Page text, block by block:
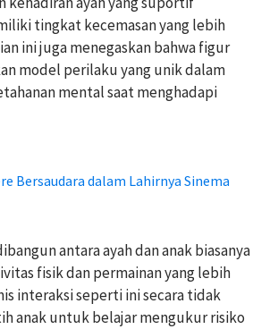
tingkat kecemasan yang lebih
ini juga menegaskan bahwa figur
model perilaku yang unik dalam
mental saat menghadapi
Bersaudara dalam Lahirnya Sinema
antara ayah dan anak biasanya
fisik dan permainan yang lebih
interaksi seperti ini secara tidak
anak untuk belajar mengukur risiko